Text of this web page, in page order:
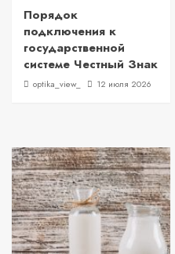
Порядок
подключения к
государственной
системе Честный Знак
optika_view_ 12 июля 2026